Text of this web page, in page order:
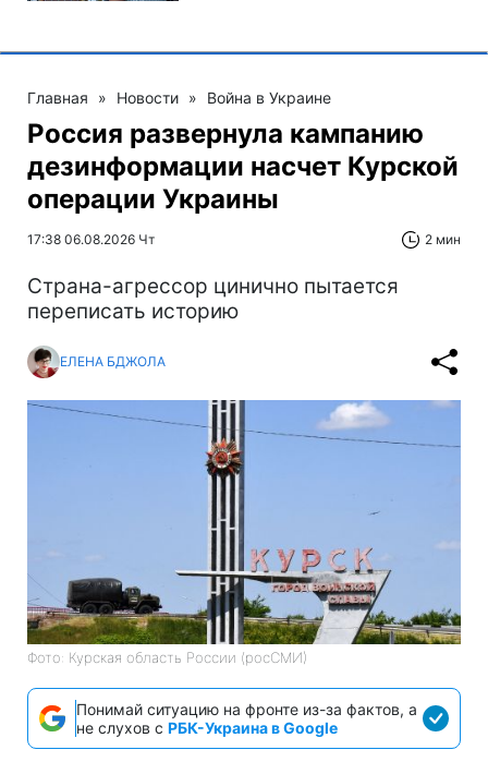
Главная » Новости » Война в Украине
Россия развернула кампанию
дезинформации насчет Курской
операции Украины
17:38 06.08.2026 Чт 2 мин
Страна-агрессор цинично пытается
переписать историю
ЕЛЕНА БДЖОЛА
Фото: Курская область России (росСМИ)
Понимай ситуацию на фронте из-за фактов, а
не слухов с РБК-Украина в Google